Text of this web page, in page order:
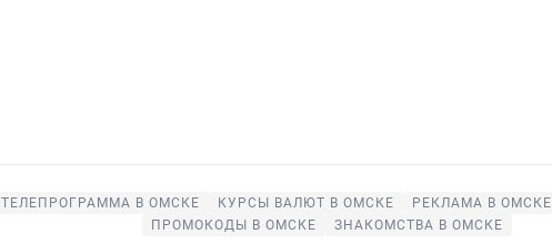
ТЕЛЕПРОГРАММА В ОМСКЕ КУРСЫ ВАЛЮТ В ОМСКЕ РЕКЛАМА В ОМСКЕ
ПРОМОКОДЫ В ОМСКЕ
ЗНАКОМСТВА В ОМСКЕ